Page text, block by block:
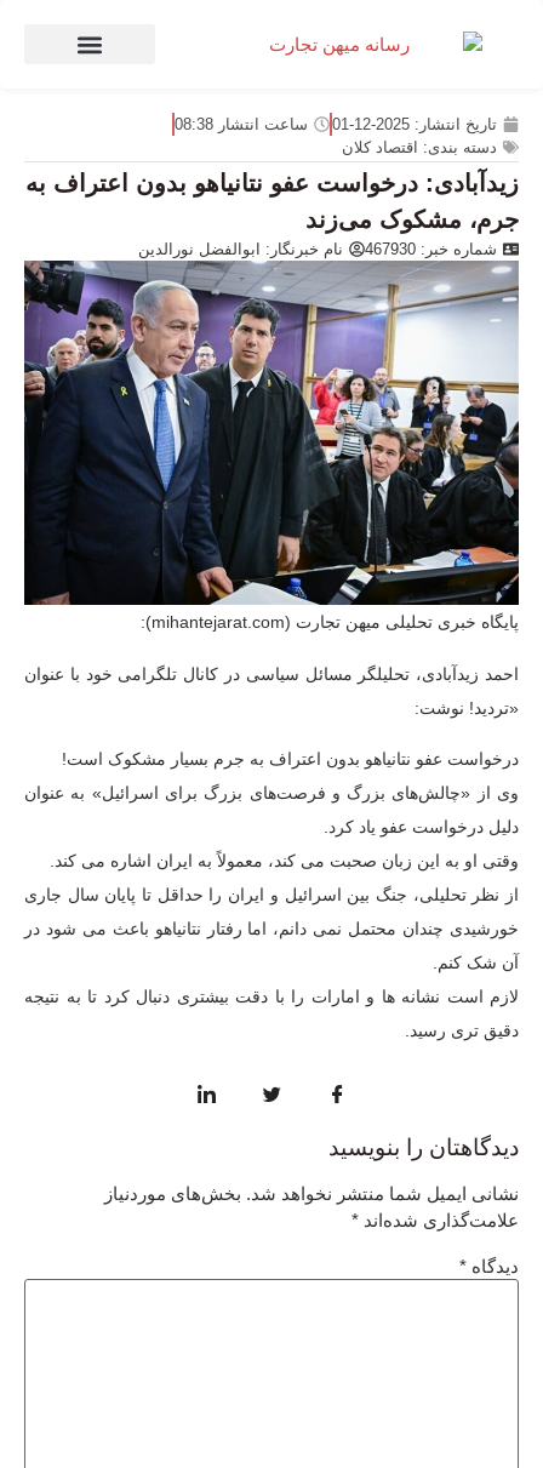
تاریخ انتشار: 2025-12-01 ساعت انتشار 08:38
دسته بندی: اقتصاد کلان
زیدآبادی: درخواست عفو نتانیاهو بدون اعتراف به
جرم، مشکوک می‌زند
شماره خبر: 467930 نام خبرنگار: ابوالفضل نورالدین
پایگاه خبری تحلیلی میهن تجارت (mihantejarat.com):
احمد زیدآبادی، تحلیلگر مسائل سیاسی در کانال تلگرامی خود با عنوان
«تردید! نوشت:
درخواست عفو نتانیاهو بدون اعتراف به جرم بسیار مشکوک است!
وی از «چالش‌های بزرگ و فرصت‌های بزرگ برای اسرائیل» به عنوان
دلیل درخواست عفو یاد کرد.
وقتی او به این زبان صحبت می کند، معمولاً به ایران اشاره می کند.
از نظر تحلیلی، جنگ بین اسرائیل و ایران را حداقل تا پایان سال جاری
خورشیدی چندان محتمل نمی دانم، اما رفتار نتانیاهو باعث می شود در
آن شک کنم.
لازم است نشانه ها و امارات را با دقت بیشتری دنبال کرد تا به نتیجه
دقیق تری رسید.
دیدگاهتان را بنویسید
نشانی ایمیل شما منتشر نخواهد شد. بخش‌های موردنیاز
علامت‌گذاری شده‌اند *
دیدگاه *